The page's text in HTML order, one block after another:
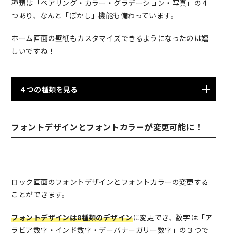
種類は「ペアリング・カラー・グラデーション・写真」の４
つあり、なんと「ぼかし」機能も備わっています。
ホーム画面の壁紙もカスタマイズできるようになったのは嬉
しいですね！
４つの種類を見る
フォントデザインとフォントカラーが変更可能に！
ロック画面のフォントデザインとフォントカラーの変更する
ことができます。
フォントデザインは8種類のデザインに変更でき、数字は「ア
ラビア数字・インド数字・デーバナーガリー数字」の３つで